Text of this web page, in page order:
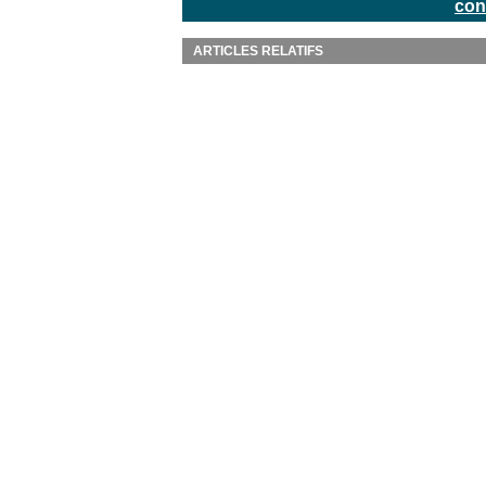
ARTICLES RELATIFS